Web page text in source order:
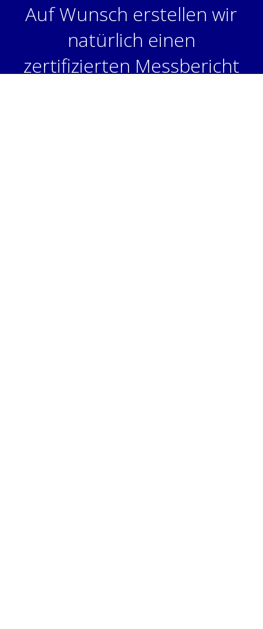
Auf Wunsch erstellen wir
natürlich einen
zertifizierten Messbericht